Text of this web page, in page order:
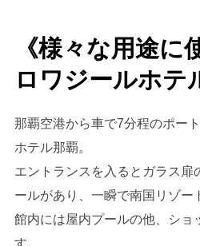
《様々な用途
ロワジールホテ
那覇空港から車で7分程のポー
ホテル那覇。
エントランスを入るとガラス扉
ールがあり、一瞬で南国リゾー
館内には屋内プールの他、ショ